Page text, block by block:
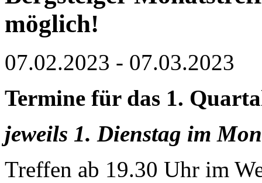
möglich!
07.02.2023 - 07.03.2023
Termine für das 1.
jeweils 1. Dienstag im
Treffen ab 19.30 Uhr im